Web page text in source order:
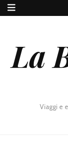
La
Viaggi e